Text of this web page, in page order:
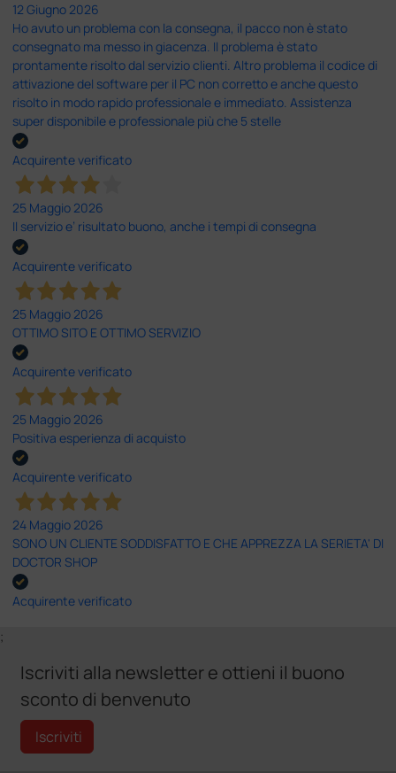
12 Giugno 2026
Ho avuto un problema con la consegna, il pacco non è stato
consegnato ma messo in giacenza. Il problema è stato
prontamente risolto dal servizio clienti. Altro problema il codice di
attivazione del software per il PC non corretto e anche questo
risolto in modo rapido professionale e immediato. Assistenza
super disponibile e professionale più che 5 stelle
Acquirente verificato
25 Maggio 2026
Il servizio e’ risultato buono, anche i tempi di consegna
Acquirente verificato
25 Maggio 2026
OTTIMO SITO E OTTIMO SERVIZIO
Acquirente verificato
25 Maggio 2026
Positiva esperienza di acquisto
Acquirente verificato
24 Maggio 2026
SONO UN CLIENTE SODDISFATTO E CHE APPREZZA LA SERIETA' DI
DOCTOR SHOP
Acquirente verificato
;
Iscriviti alla newsletter e ottieni il buono
sconto di benvenuto
Iscriviti